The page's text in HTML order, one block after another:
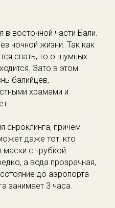
в восточной части Бали.
ночной жизни. Так как
спать, то о шумных
Зато в этом
балийцев,
храмами и
снроклинга, причём
даже тот, кто
маски с трубкой.
а вода прозрачная,
до аэропорта
занимает 3 часа.